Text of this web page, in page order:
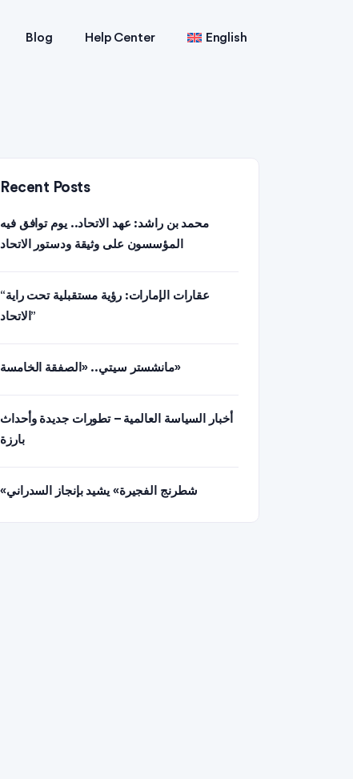
Blog Help Center English
Recent Posts
محمد بن راشد: عهد الاتحاد.. يوم توافق فيه
المؤسسون على وثيقة ودستور الاتحاد
“عقارات الإمارات: رؤية مستقبلية تحت راية
الاتحاد”
مانشستر سيتي.. «الصفقة الخامسة»
أخبار السياسة العالمية – تطورات جديدة وأحداث
بارزة
«شطرنج الفجيرة» يشيد بإنجاز السدراني